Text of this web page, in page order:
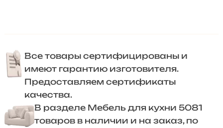
Все товары сертифицированы и
имеют гарантию изготовителя.
Предоставляем сертификаты
качества.
В разделе Мебель для кухни 5081
товаров в наличии и на заказ, по